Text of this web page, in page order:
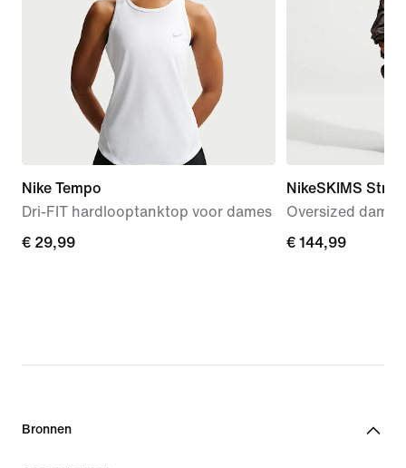
Nike Tempo
Dri-FIT hardlooptanktop voor dames
€ 29,99
€ 29,99
NikeSKIMS
Oversized
€ 144,99
€ 144,99
Bronnen